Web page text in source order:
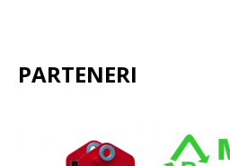
PARTENERI